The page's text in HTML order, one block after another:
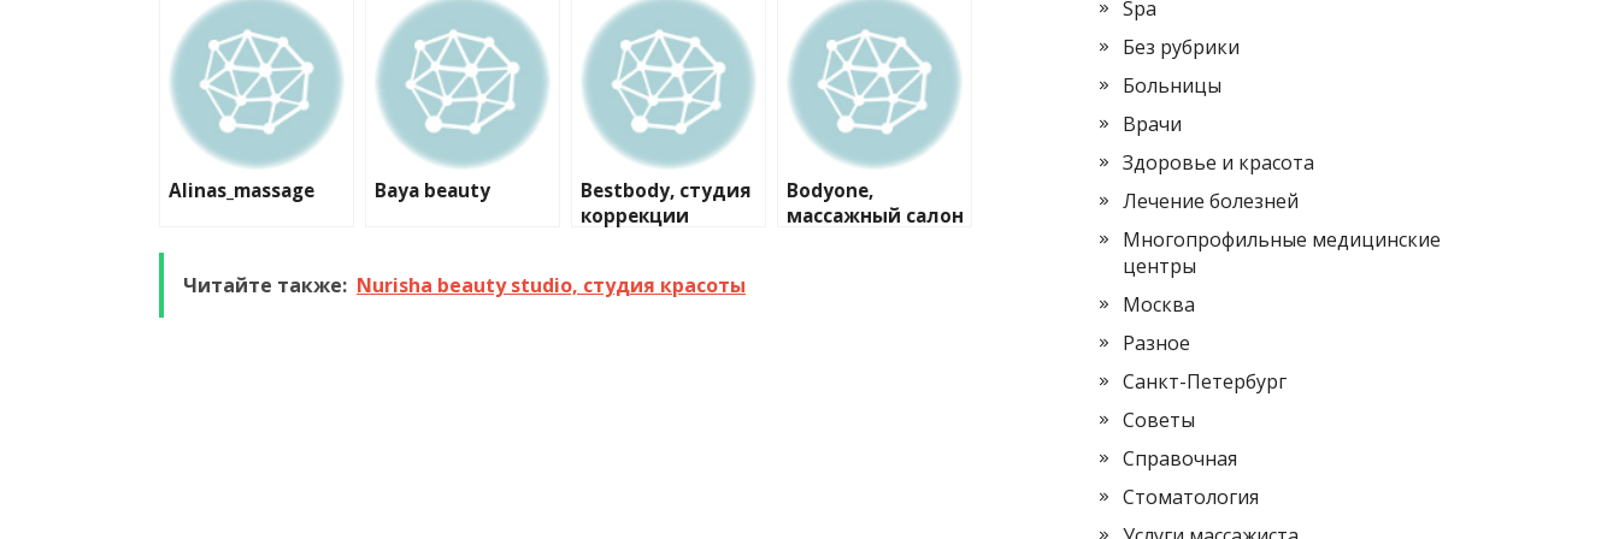
Alinas_massage Baya beauty
Bestbody, студия
коррекции
Bodyone,
массажный салон
Читайте также: Nurisha beauty studio, студия красоты
Spa
Без рубрики
Больницы
Врачи
Здоровье и красота
Лечение болезней
Многопрофильные медицинские
центры
Москва
Разное
Санкт-Петербург
Советы
Справочная
Стоматология